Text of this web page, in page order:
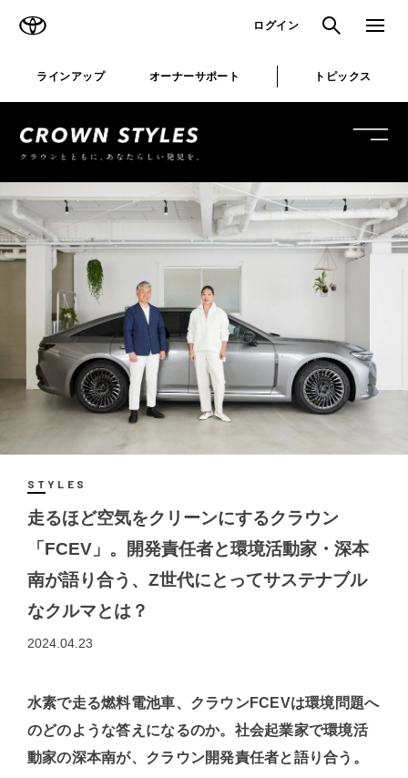
ログイン 検索 メニュ
ラインアップ オーナーサポート トピックス
STYLES
走るほど空気をクリーンにするクラウン
「FCEV」。開発責任者と環境活動家・深本
南が語り合う、Z世代にとってサステナブル
なクルマとは？
2024.04.23
水素で走る燃料電池車、クラウンFCEVは環境問題へ
のどのような答えになるのか。社会起業家で環境活
動家の深本南が、クラウン開発責任者と語り合う。